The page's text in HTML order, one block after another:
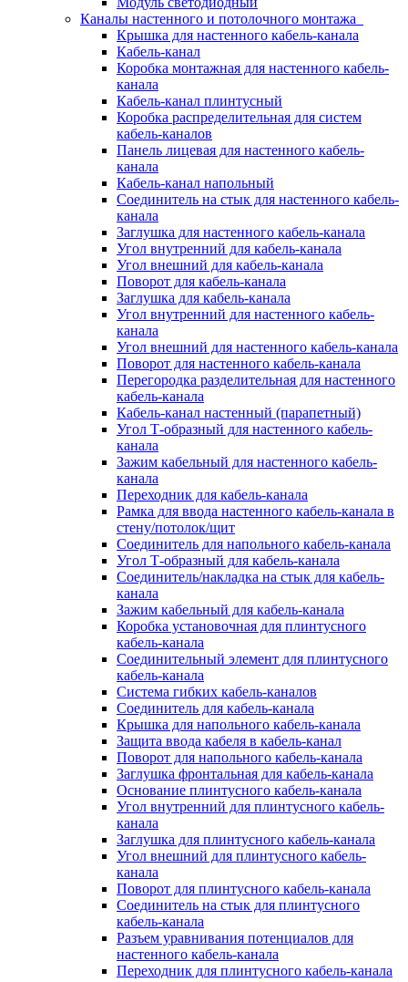
Каналы настенного и потолочного монтажа
Крышка для настенного кабель-канала
Кабель-канал
Коробка монтажная для настенного кабель-
канала
Кабель-канал плинтусный
Коробка распределительная для систем
кабель-каналов
Панель лицевая для настенного кабель-
канала
Кабель-канал напольный
Соединитель на стык для настенного кабель-
канала
Заглушка для настенного кабель-канала
Угол внутренний для кабель-канала
Угол внешний для кабель-канала
Поворот для кабель-канала
Заглушка для кабель-канала
Угол внутренний для настенного кабель-
канала
Угол внешний для настенного кабель-канала
Поворот для настенного кабель-канала
Перегородка разделительная для настенного
кабель-канала
Кабель-канал настенный (парапетный)
Угол Т-образный для настенного кабель-
канала
Зажим кабельный для настенного кабель-
канала
Переходник для кабель-канала
Рамка для ввода настенного кабель-канала в
стену/потолок/щит
Соединитель для напольного кабель-канала
Угол Т-образный для кабель-канала
Соединитель/накладка на стык для кабель-
канала
Зажим кабельный для кабель-канала
Коробка установочная для плинтусного
кабель-канала
Соединительный элемент для плинтусного
кабель-канала
Система гибких кабель-каналов
Соединитель для кабель-канала
Крышка для напольного кабель-канала
Защита ввода кабеля в кабель-канал
Поворот для напольного кабель-канала
Заглушка фронтальная для кабель-канала
Основание плинтусного кабель-канала
Угол внутренний для плинтусного кабель-
канала
Заглушка для плинтусного кабель-канала
Угол внешний для плинтусного кабель-
канала
Поворот для плинтусного кабель-канала
Соединитель на стык для плинтусного
кабель-канала
Разъем уравнивания потенциалов для
настенного кабель-канала
Переходник для плинтусного кабель-канала